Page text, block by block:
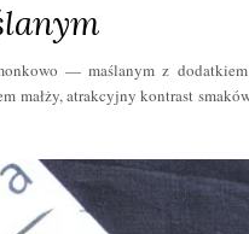
— maślanym z dodatkiem
małży, atrakcyjny kontrast